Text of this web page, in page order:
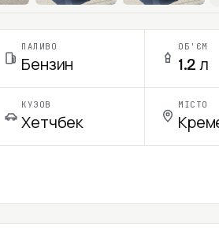
ПАЛИВО
Бензин
ОБ'ЄМ
1.2 л
КУЗОВ
Хетчбек
МІСТО